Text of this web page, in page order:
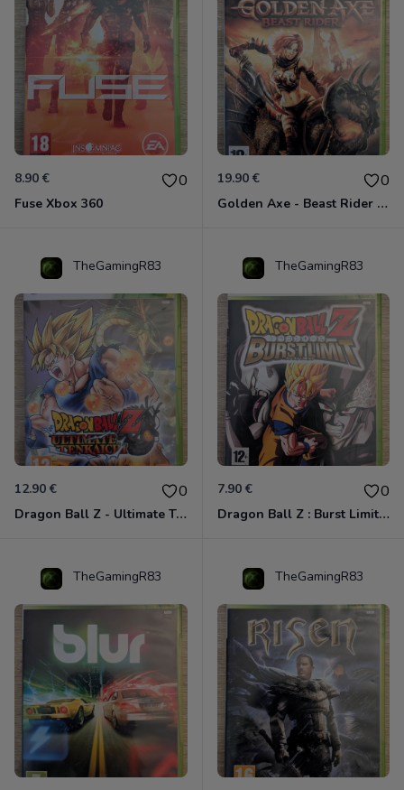
8.90 € 0
Fuse Xbox 360
19.90 € 0
Golden Axe - Beast Rider Xbox 360
TheGamingR83
12.90 € 0
Dragon Ball Z - Ultimate Tenkaichi Xbox 360
TheGamingR83
7.90 € 0
Dragon Ball Z : Burst Limit Xbox 360
TheGamingR83 TheGamingR83